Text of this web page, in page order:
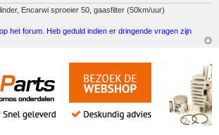
Encarwi sproeier 50, gaasfilter (50km/uur)
het forum. Heb geduld indien er dringende vragen zijn